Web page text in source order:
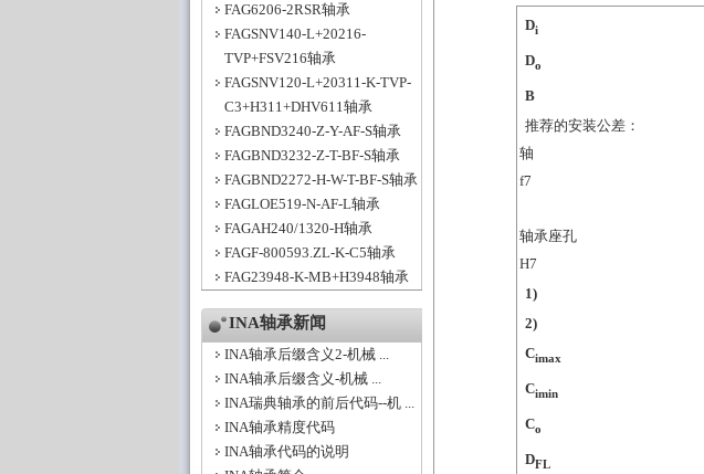
FAG6206-2RSR轴承
FAGSNV140-L+20216-
TVP+FSV216轴承
FAGSNV120-L+20311-K-TVP-
C3+H311+DHV611轴承
FAGBND3240-Z-Y-AF-S轴承
FAGBND3232-Z-T-BF-S轴承
FAGBND2272-H-W-T-BF-S轴承
FAGLOE519-N-AF-L轴承
FAGAH240/1320-H轴承
FAGF-800593.ZL-K-C5轴承
FAG23948-K-MB+H3948轴承
INA轴承新闻
INA轴承后缀含义2-机械 ...
INA轴承后缀含义-机械 ...
INA瑞典轴承的前后代码--机 ...
INA轴承精度代码
INA轴承代码的说明
Di
Do
B
推荐的安装公差：
轴
f7
轴承座孔
H7
1)
2)
Cimax
Cimin
Co
DFL